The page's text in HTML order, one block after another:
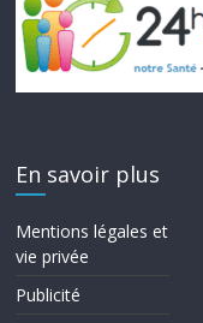
En savoir plus
Mentions légales et
vie privée
Publicité